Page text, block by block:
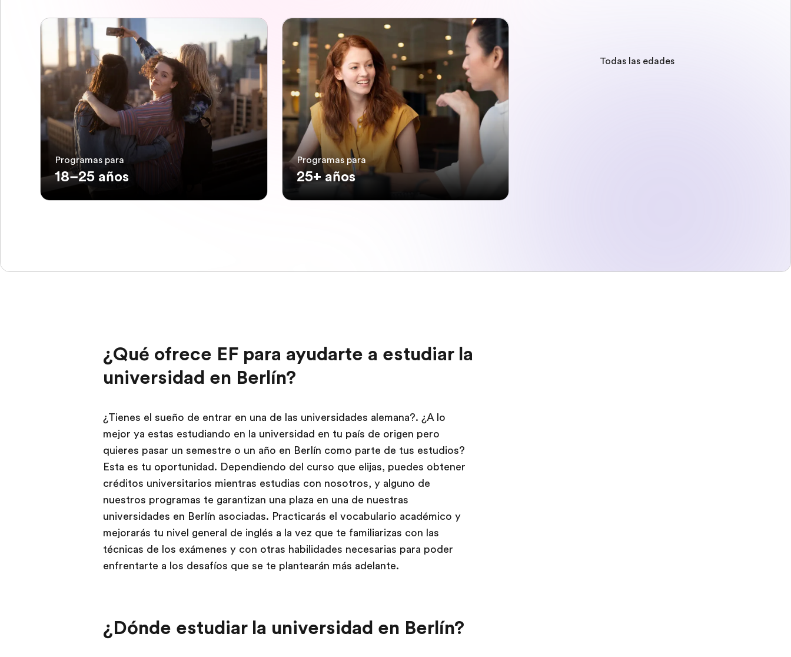
Programas para
18–25 años
Programas para
25+ años
Todas las edades
¿Qué ofrece EF para ayudarte a estudiar la
universidad en Berlín?
¿Tienes el sueño de entrar en una de las universidades alemana?. ¿A lo
mejor ya estas estudiando en la universidad en tu país de origen pero
quieres pasar un semestre o un año en Berlín como parte de tus estudios?
Esta es tu oportunidad. Dependiendo del curso que elijas, puedes obtener
créditos universitarios mientras estudias con nosotros, y alguno de
nuestros programas te garantizan una plaza en una de nuestras
universidades en Berlín asociadas. Practicarás el vocabulario académico y
mejorarás tu nivel general de inglés a la vez que te familiarizas con las
técnicas de los exámenes y con otras habilidades necesarias para poder
enfrentarte a los desafíos que se te plantearán más adelante.
¿Dónde estudiar la universidad en Berlín?